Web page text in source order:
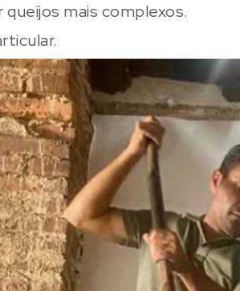
queijos mais complexos.